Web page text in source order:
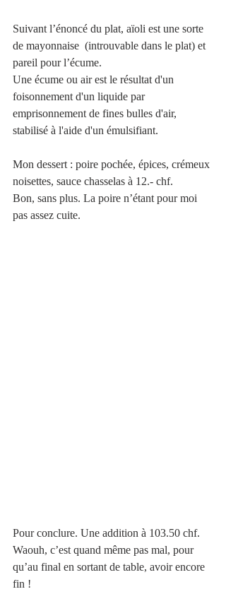
Suivant l’énoncé du plat, aïoli est une sorte
de mayonnaise  (introuvable dans le plat) et
pareil pour l’écume.
Une écume ou air est le résultat d'un
foisonnement d'un liquide par
emprisonnement de fines bulles d'air,
stabilisé à l'aide d'un émulsifiant.
Mon dessert : poire pochée, épices, crémeux
noisettes, sauce chasselas à 12.- chf.
Bon, sans plus. La poire n’étant pour moi
pas assez cuite.
Pour conclure. Une addition à 103.50 chf.
Waouh, c’est quand même pas mal, pour
qu’au final en sortant de table, avoir encore
fin !